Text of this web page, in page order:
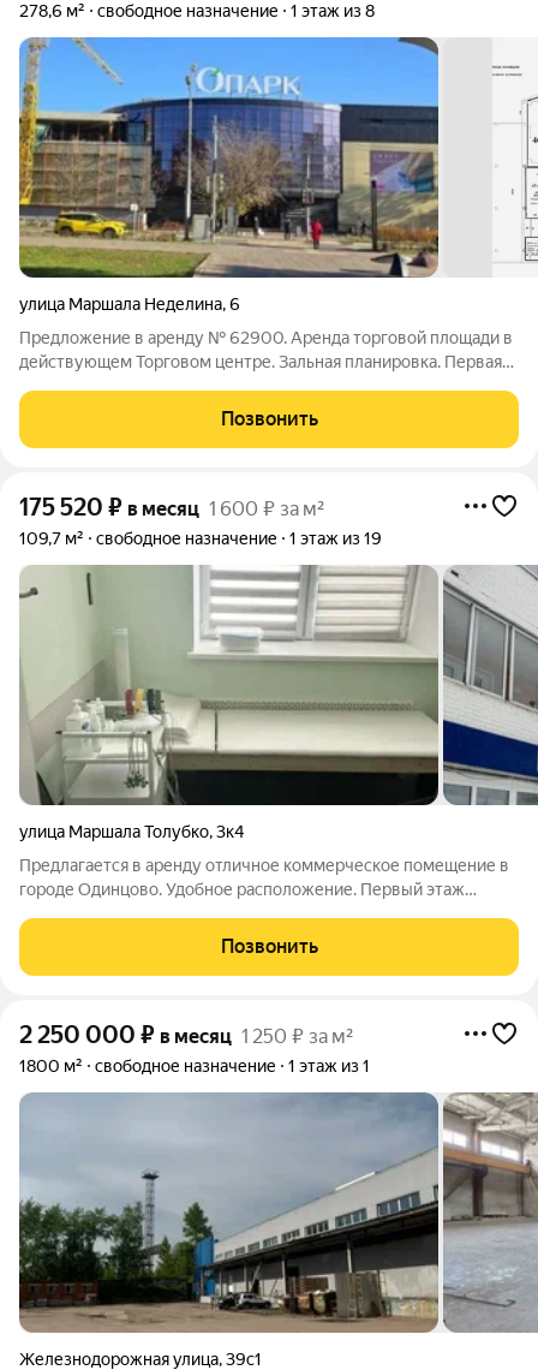
278,6 м² свободное назначение 1 этаж из 8
улица Маршала Неделина,6
Предложение в аренду № 62900. Аренда торговой площади в
действующем Торговом центре. Зальная планировка. Первая
Торговое помещение 278.6 м2 на 1-м этаже напротив выхода с
эскалатора и из холла
Позвонить
175 520 ₽ в месяц 1 600 ₽ за м²
109,7 м² свободное назначение 1 этаж из 19
улица Маршала Толубко,3к4
Предлагается в аренду отличное коммерческое помещение в
городе Одинцово. Удобное расположение. Первый этаж
видимостью и доступностью. Входная группа оборудована
витринными окнами для размещения
Позвонить
2 250 000 ₽ в месяц 1 250 ₽ за м²
1800 м² свободное назначение 1 этаж из 1
Железнодорожная улица,39с1